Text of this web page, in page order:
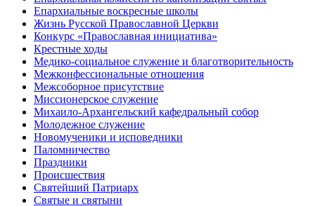
Епархиальные воскресные школы
Жизнь Русской Православной Церкви
Конкурс «Православная инициатива»
Крестные ходы
Медико-социальное служение и благотворительность
Межконфессиональные отношения
Межсоборное присутствие
Миссионерское служение
Михаило-Архангельский кафедральный собор
Молодежное служение
Новомученики и исповедники
Паломничество
Праздники
Происшествия
Святейший Патриарх
Святые и святыни